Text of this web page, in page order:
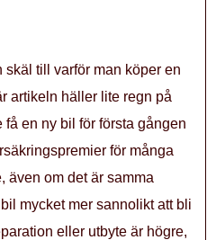
till varför man köper en
artikeln häller lite regn på
en ny bil för första gången
för många
även om det är samma
mycket mer sannolikt att bli
eller utbyte är högre,